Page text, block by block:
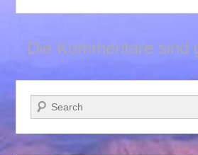
Die Kommentare sind
Suchen